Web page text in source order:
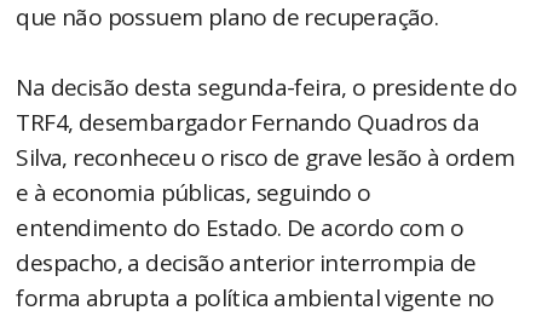
que não possuem plano de recuperação.
Na decisão desta segunda-feira, o presidente do
TRF4, desembargador Fernando Quadros da
Silva, reconheceu o risco de grave lesão à ordem
e à economia públicas, seguindo o
entendimento do Estado. De acordo com o
despacho, a decisão anterior interrompia de
forma abrupta a política ambiental vigente no